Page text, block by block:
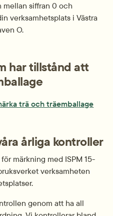
mellan siffran 0 och
verksamhetsplats i Västra
O.
har tillstånd att
trä och träemballage
årliga kontroller
märkning med ISPM 15-
verksamheten
genom att ha all